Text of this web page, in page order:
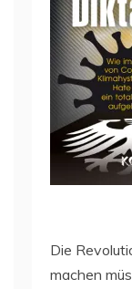
Die
machen